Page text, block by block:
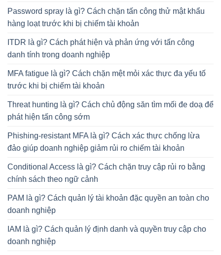
Password spray là gì? Cách chặn tấn công thử mật khẩu
hàng loạt trước khi bị chiếm tài khoản
ITDR là gì? Cách phát hiện và phản ứng với tấn công
danh tính trong doanh nghiệp
MFA fatigue là gì? Cách chặn mệt mỏi xác thực đa yếu tố
trước khi bị chiếm tài khoản
Threat hunting là gì? Cách chủ động săn tìm mối đe doạ để
phát hiện tấn công sớm
Phishing-resistant MFA là gì? Cách xác thực chống lừa
đảo giúp doanh nghiệp giảm rủi ro chiếm tài khoản
Conditional Access là gì? Cách chặn truy cập rủi ro bằng
chính sách theo ngữ cảnh
PAM là gì? Cách quản lý tài khoản đặc quyền an toàn cho
doanh nghiệp
IAM là gì? Cách quản lý định danh và quyền truy cập cho
doanh nghiệp